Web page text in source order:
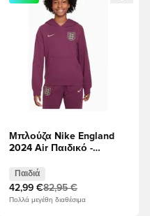
Μπλούζα Nike England
2024 Air Παιδικό -
Παιδιά
42,99 €82,95 €
Πολλά μεγέθη διαθέσιμα